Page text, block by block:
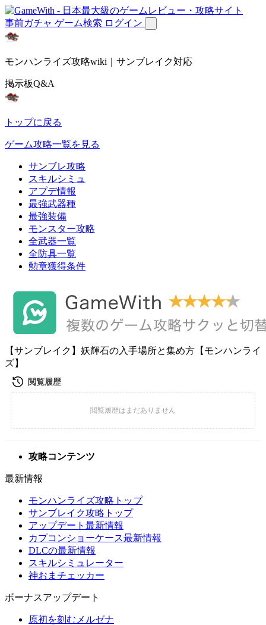
事前ガチャ ゲーム検索 ログイン
モンハンライズ攻略wiki｜サンブレイク対応
掲示板Q&A
トップに戻る
ゲーム攻略一覧を見る
サンブレ攻略
スキルシミュ
アプデ情報
最強武器種
最強装備
モンスター攻略
全武器一覧
全防具一覧
勲章獲得条件
【サンブレイク】妖輝石の入手場所と集め方【モンハンライ
ズ】
攻略コンテンツ
最新情報
モンハンライズ攻略トップ
サンブレイク攻略トップ
アップデート最新情報
カプコンショーケース最新情報
DLCの最新情報
スキルシミュレーター
神おまチェッカー
ボーナスアップデート
原初を刻むメルゼナ